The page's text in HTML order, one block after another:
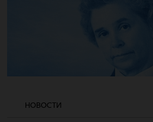
НОВОСТИ